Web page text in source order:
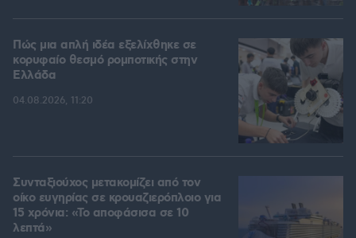
Πώς μια απλή ιδέα εξελίχθηκε σε
κορυφαίο θεσμό ρομποτικής στην
Ελλάδα
04.08.2026, 11:20
Συνταξιούχος μετακομίζει από τον
οίκο ευγηρίας σε κρουαζιερόπλοιο για
15 χρόνια: «Το αποφάσισα σε 10
λεπτά»